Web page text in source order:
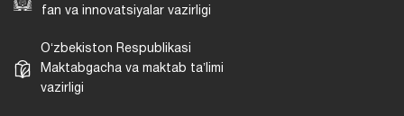
fan va innovatsiyalar vazirligi
Oʻzbekiston Respublikasi
Maktabgacha va maktab taʼlimi
vazirligi